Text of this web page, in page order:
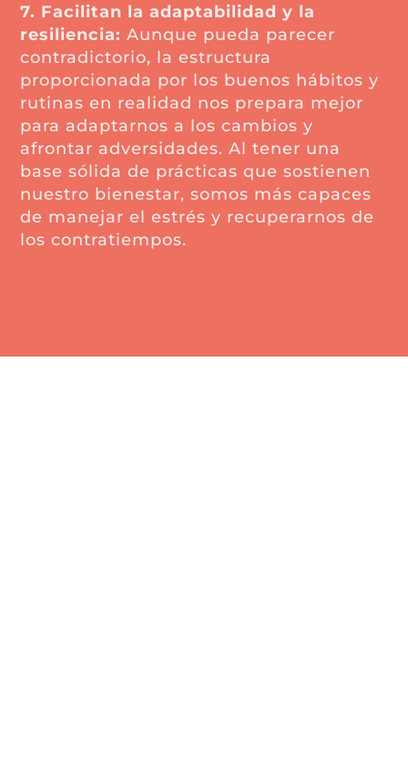
7. Facilitan la adaptabilidad y la
resiliencia: Aunque pueda parecer
contradictorio, la estructura
proporcionada por los buenos hábitos y
rutinas en realidad nos prepara mejor
para adaptarnos a los cambios y
afrontar adversidades. Al tener una
base sólida de prácticas que sostienen
nuestro bienestar, somos más capaces
de manejar el estrés y recuperarnos de
los contratiempos.